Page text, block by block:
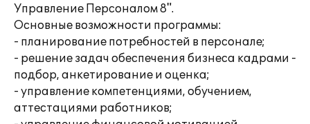
Управление Персоналом 8".
Основные возможности программы:
- планирование потребностей в персонале;
- решение задач обеспечения бизнеса кадрами -
подбор, анкетирование и оценка;
- управление компетенциями, обучением,
аттестациями работников;